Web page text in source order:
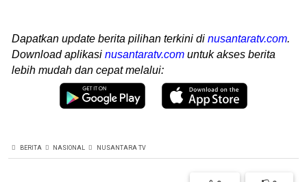
Dapatkan update berita pilihan terkini di nusantaratv.com.
Download aplikasi nusantaratv.com untuk akses berita
lebih mudah dan cepat melalui:
BERITA NASIONAL NUSANTARA TV